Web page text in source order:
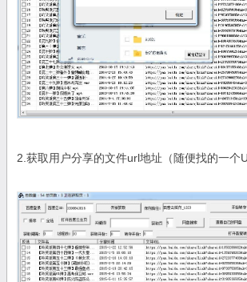
2.获取用户分享的文件url地址（随便找的一个